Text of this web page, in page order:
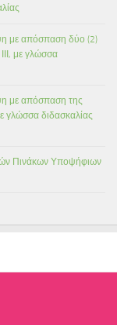
με απόσπαση δύο (2)
με γλώσσα
με απόσπαση της
γλώσσα διδασκαλίας
Πινάκων Υποψήφιων